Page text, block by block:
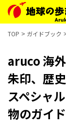
TOP ガイドブック
aruco 海
朱印、歴
スペシャ
物のガイ